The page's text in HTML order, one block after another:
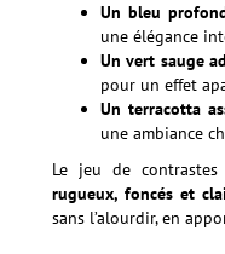
Un bleu
une élégance
Un vert sauge
pour un effet
Un terracotta
une ambiance
Le jeu de contrastes
rugueux, foncés et
sans l’alourdir, en